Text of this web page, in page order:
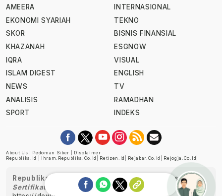
AMEERA
EKONOMI SYARIAH
SKOR
KHAZANAH
IQRA
ISLAM DIGEST
NEWS
ANALISIS
SPORT
INTERNASIONAL
TEKNO
BISNIS FINANSIAL
ESGNOW
VISUAL
ENGLISH
TV
RAMADHAN
INDEKS
About Us Pedoman Siber
Disclaimer
Republika.id
Ihram.republika.co.id Retizen.id Rejabar.co.id Rejogja.co.id
Republika telah diverifikasi oleh Dewan Pers
Sertifikat Nomor 1058/DP-Verifikasi/K/XII/2022